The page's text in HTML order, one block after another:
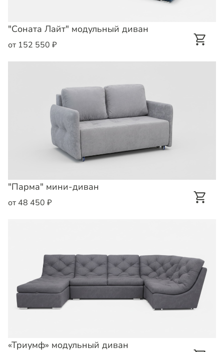
"Соната Лайт" модульный диван
от 152 550 ₽
"Парма" мини-диван
от 48 450 ₽
«Триумф» модульный диван